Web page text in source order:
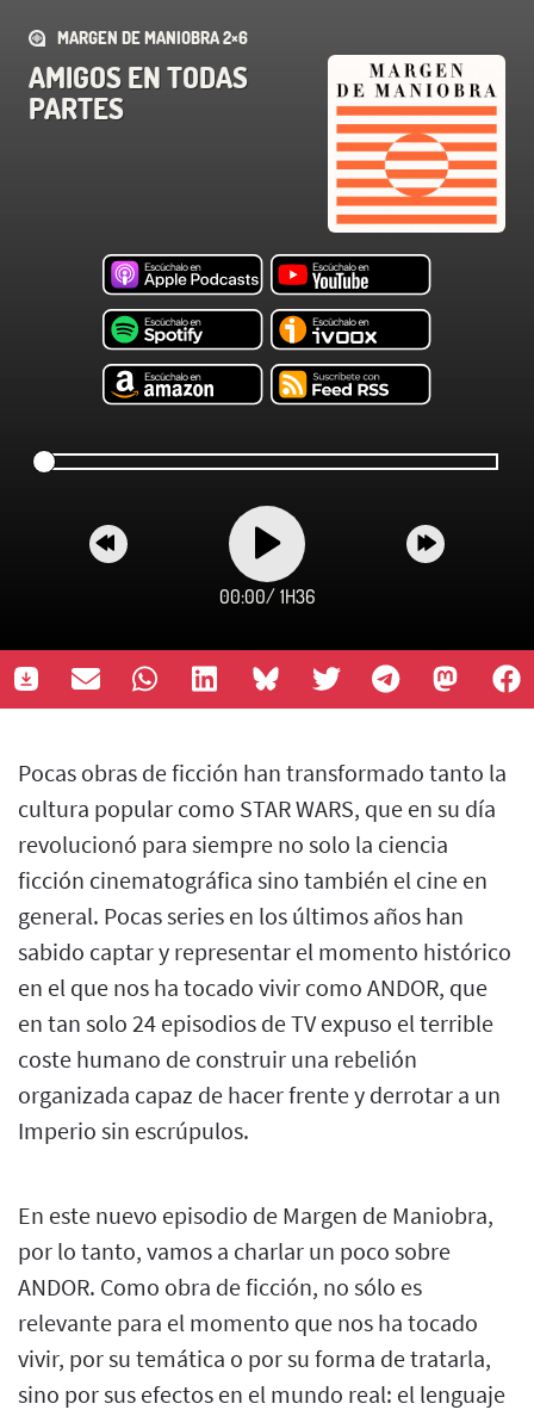
MARGEN DE MANIOBRA 2×6
AMIGOS EN TODAS
PARTES
00:00/ 1H36
Pocas obras de ficción han transformado tanto la
cultura popular como STAR WARS, que en su día
revolucionó para siempre no solo la ciencia
ficción cinematográfica sino también el cine en
general. Pocas series en los últimos años han
sabido captar y representar el momento histórico
en el que nos ha tocado vivir como ANDOR, que
en tan solo 24 episodios de TV expuso el terrible
coste humano de construir una rebelión
organizada capaz de hacer frente y derrotar a un
Imperio sin escrúpulos.
En este nuevo episodio de Margen de Maniobra,
por lo tanto, vamos a charlar un poco sobre
ANDOR. Como obra de ficción, no sólo es
relevante para el momento que nos ha tocado
vivir, por su temática o por su forma de tratarla,
sino por sus efectos en el mundo real: el lenguaje